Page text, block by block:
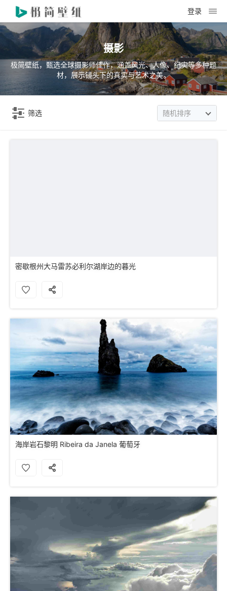
登录
摄影
极简壁纸，甄选全球摄影师佳作，涵盖风光、人像、纪实等多种题
材，展示镜头下的真实与艺术之美。
筛选 随机排序
密歇根州大马雷苏必利尔湖岸边的暮光
海岸岩石黎明 Ribeira da Janela 葡萄牙